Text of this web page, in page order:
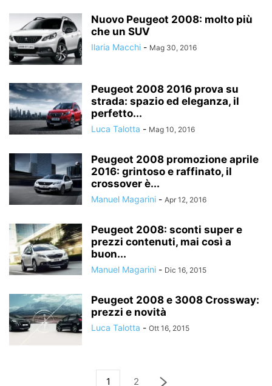
Nuovo Peugeot 2008: molto più
che un SUV
Ilaria Macchi - Mag 30, 2016
Peugeot 2008 2016 prova su
strada: spazio ed eleganza, il
perfetto...
Luca Talotta - Mag 10, 2016
Peugeot 2008 promozione aprile
2016: grintoso e raffinato, il
crossover è...
Manuel Magarini - Apr 12, 2016
Peugeot 2008: sconti super e
prezzi contenuti, mai così a
buon...
Manuel Magarini - Dic 16, 2015
Peugeot 2008 e 3008 Crossway:
prezzi e novità
Luca Talotta - Ott 16, 2015
1 2